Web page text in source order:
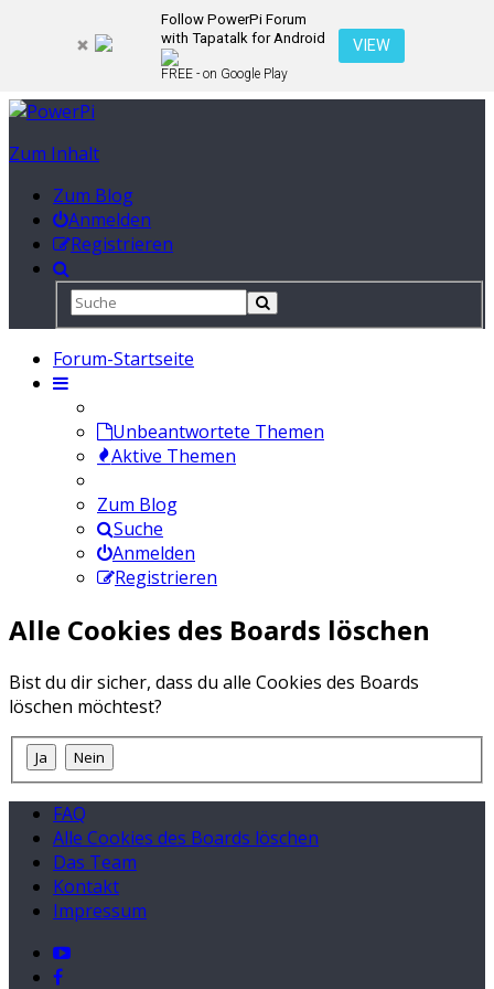
Follow PowerPi Forum
with Tapatalk for Android
FREE - on Google Play
VIEW
Zum Inhalt
Zum Blog
Anmelden
Registrieren
Forum-Startseite
Unbeantwortete Themen
Aktive Themen
Zum Blog
Suche
Anmelden
Registrieren
Alle Cookies des Boards löschen
Bist du dir sicher, dass du alle Cookies des Boards
löschen möchtest?
FAQ
Alle Cookies des Boards löschen
Das Team
Kontakt
Impressum